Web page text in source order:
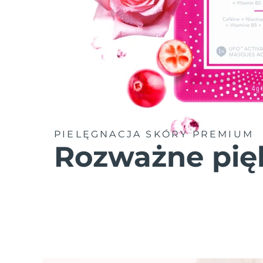
PIELĘGNACJA SKÓRY PREMIUM
Rozważne